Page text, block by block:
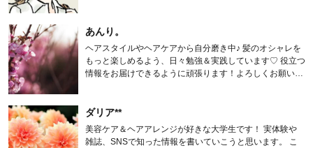
あんり。
ヘアスタイルやヘアケアから自分磨き中♪ 髪のオシャレを
もっと楽しめるよう、日々勉強＆実践しています♡ 役立つ
情報をお届けできるように頑張ります！よろしくお願いし
ダリア**
美容ケア＆ヘアアレンジが好きな大学生です！ 実体験や
雑誌、SNSで知った情報を書いていこうと思います。 こ